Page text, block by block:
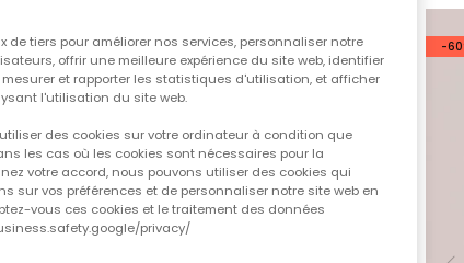
-50% -
de tiers pour améliorer nos services, personnaliser notre
offrir une meilleure expérience du site web, identifier
et rapporter les statistiques d'utilisation, et afficher
l'utilisation du site web.
des cookies sur votre ordinateur à condition que
les cas où les cookies sont nécessaires pour la
votre accord, nous pouvons utiliser des cookies qui
sur vos préférences et de personnaliser notre site web en
vous ces cookies et le traitement des données
privacy/